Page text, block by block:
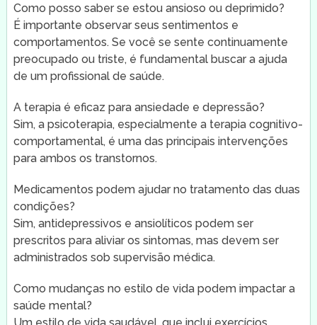
Como posso saber se estou ansioso ou deprimido?
É importante observar seus sentimentos e
comportamentos. Se você se sente continuamente
preocupado ou triste, é fundamental buscar a ajuda
de um profissional de saúde.
A terapia é eficaz para ansiedade e depressão?
Sim, a psicoterapia, especialmente a terapia cognitivo-
comportamental, é uma das principais intervenções
para ambos os transtornos.
Medicamentos podem ajudar no tratamento das duas
condições?
Sim, antidepressivos e ansiolíticos podem ser
prescritos para aliviar os sintomas, mas devem ser
administrados sob supervisão médica.
Como mudanças no estilo de vida podem impactar a
saúde mental?